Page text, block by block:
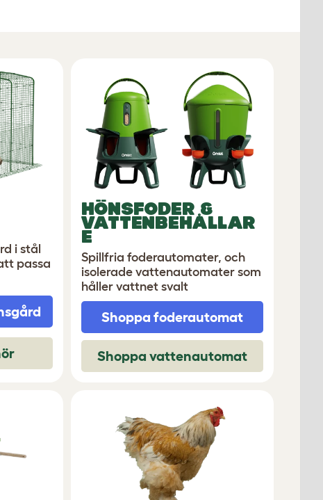
i stål
passa
HÖNSFODER &
VATTENBEHÅLLAR
E
Spillfria foderautomater, och
isolerade vattenautomater som
håller vattnet svalt
Shoppa foderautomat
Shoppa vattenautomat